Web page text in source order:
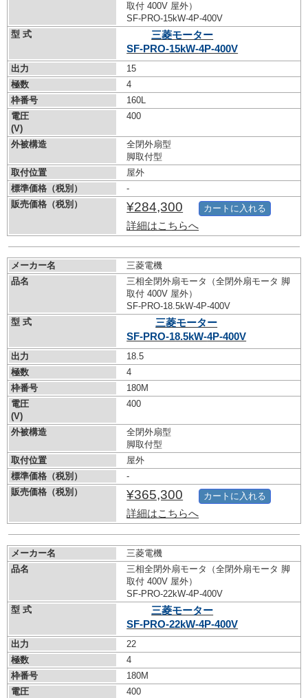
取付 400V 屋外）
SF-PRO-15kW-4P-400V
型 式
三菱モーター
SF-PRO-15kW-4P-400V
出力
15
極数
4
枠番号
160L
電圧
(V)
400
外被構造
全閉外扇型
脚取付型
取付位置
屋外
標準価格（税別）
-
販売価格（税別）
¥284,300
詳細はこちらへ
カートに入れる
メーカー名
三菱電機
品名
三相全閉外扇モータ（全閉外扇モータ 脚
取付 400V 屋外）
SF-PRO-18.5kW-4P-400V
型 式
三菱モーター
SF-PRO-18.5kW-4P-400V
出力
18.5
極数
4
枠番号
180M
電圧
(V)
400
外被構造
全閉外扇型
脚取付型
取付位置
屋外
標準価格（税別）
-
販売価格（税別）
¥365,300
詳細はこちらへ
カートに入れる
メーカー名
三菱電機
品名
三相全閉外扇モータ（全閉外扇モータ 脚
取付 400V 屋外）
SF-PRO-22kW-4P-400V
型 式
三菱モーター
SF-PRO-22kW-4P-400V
出力
22
極数
4
枠番号
180M
電圧
400